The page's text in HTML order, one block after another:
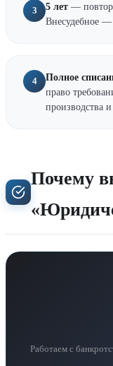
3 5 лет —
Внесудебное —
4 Полное
право
производства
Почему
Работаем с